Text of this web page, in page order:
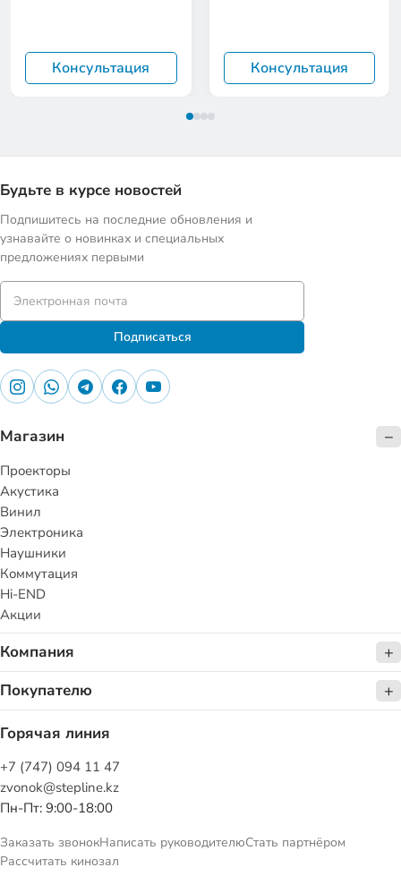
Консультация Консультация
Будьте в курсе новостей
Подпишитесь на последние обновления и
узнавайте о новинках и специальных
предложениях первыми
Подписаться
Магазин
Проекторы
Акустика
Винил
Электроника
Наушники
Коммутация
Hi-END
Акции
Компания
Покупателю
Горячая линия
+7 (747) 094 11 47
zvonok@stepline.kz
Пн-Пт: 9:00-18:00
Заказать звонокНаписать руководителюСтать партнёром
Рассчитать кинозал